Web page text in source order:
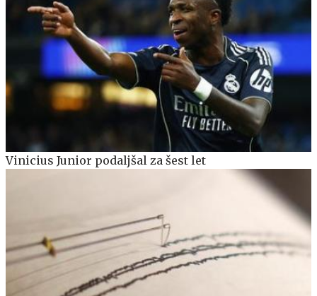
Vinicius Junior podaljšal za šest let